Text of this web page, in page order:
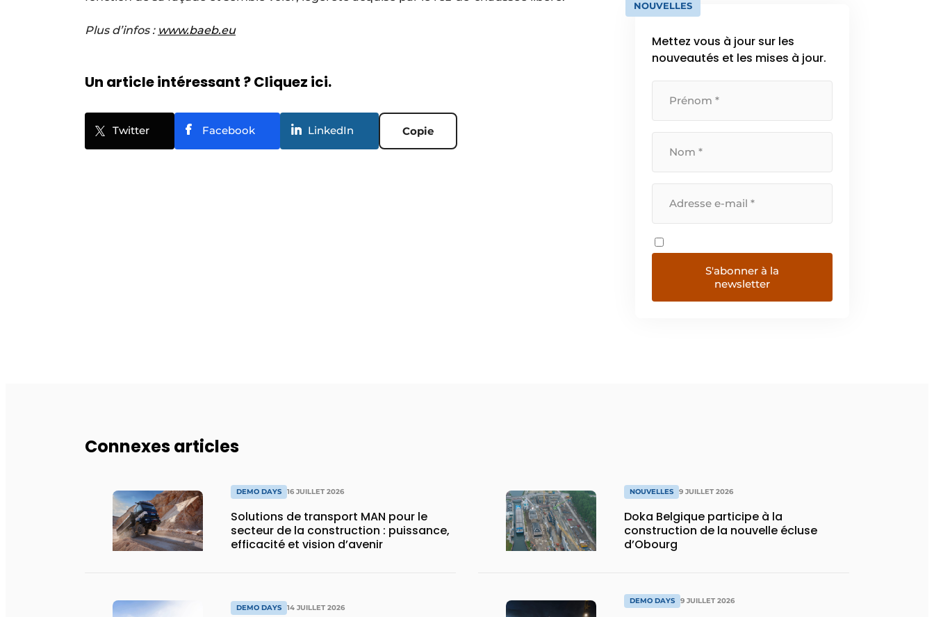
Plus d’infos : www.baeb.eu
Un article intéressant ? Cliquez ici.
Twitter Facebook LinkedIn Copie
NOUVELLES
Mettez vous à jour sur les
nouveautés et les mises à jour.
S'abonner à la
newsletter
Connexes articles
DEMO DAYS 16 JUILLET 2026
Solutions de transport MAN pour le
secteur de la construction : puissance,
efficacité et vision d’avenir
DEMO DAYS 14 JUILLET 2026
NOUVELLES 9 JUILLET 2026
Doka Belgique participe à la
construction de la nouvelle écluse
d’Obourg
DEMO DAYS 9 JUILLET 2026